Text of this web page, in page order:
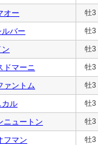
オー 牡3
バー 牡3
ン 牡3
ドマーニ 牡3
ァントム 牡3
カル 牡3
ニュートン 牡3
フマン 牡3